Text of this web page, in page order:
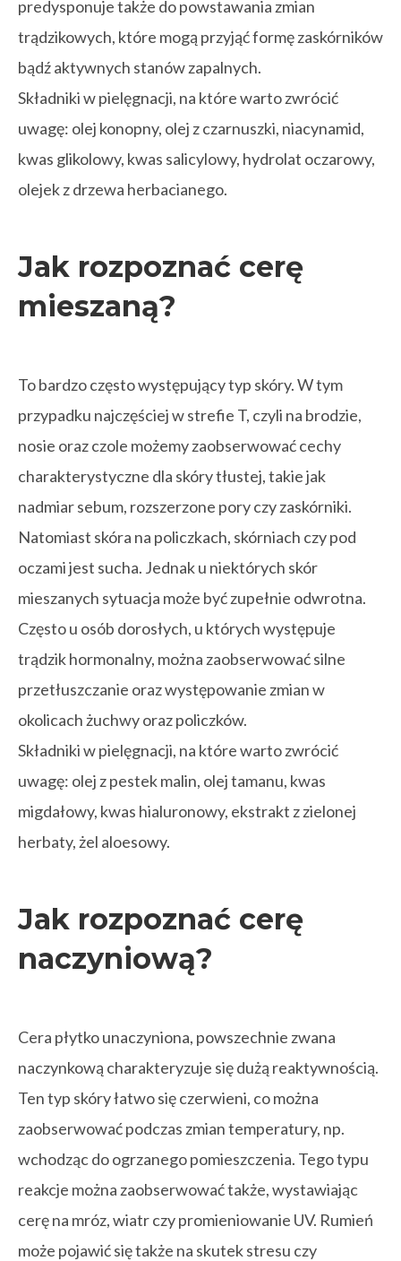
predysponuje także do powstawania zmian
trądzikowych, które mogą przyjąć formę zaskórników
bądź aktywnych stanów zapalnych.
Składniki w pielęgnacji, na które warto zwrócić
uwagę: olej konopny, olej z czarnuszki, niacynamid,
kwas glikolowy, kwas salicylowy, hydrolat oczarowy,
olejek z drzewa herbacianego.
Jak rozpoznać cerę
mieszaną?
To bardzo często występujący typ skóry. W tym
przypadku najczęściej w strefie T, czyli na brodzie,
nosie oraz czole możemy zaobserwować cechy
charakterystyczne dla skóry tłustej, takie jak
nadmiar sebum, rozszerzone pory czy zaskórniki.
Natomiast skóra na policzkach, skórniach czy pod
oczami jest sucha. Jednak u niektórych skór
mieszanych sytuacja może być zupełnie odwrotna.
Często u osób dorosłych, u których występuje
trądzik hormonalny, można zaobserwować silne
przetłuszczanie oraz występowanie zmian w
okolicach żuchwy oraz policzków.
Składniki w pielęgnacji, na które warto zwrócić
uwagę: olej z pestek malin, olej tamanu, kwas
migdałowy, kwas hialuronowy, ekstrakt z zielonej
herbaty, żel aloesowy.
Jak rozpoznać cerę
naczyniową?
Cera płytko unaczyniona, powszechnie zwana
naczynkową charakteryzuje się dużą reaktywnością.
Ten typ skóry łatwo się czerwieni, co można
zaobserwować podczas zmian temperatury, np.
wchodząc do ogrzanego pomieszczenia. Tego typu
reakcje można zaobserwować także, wystawiając
cerę na mróz, wiatr czy promieniowanie UV. Rumień
może pojawić się także na skutek stresu czy